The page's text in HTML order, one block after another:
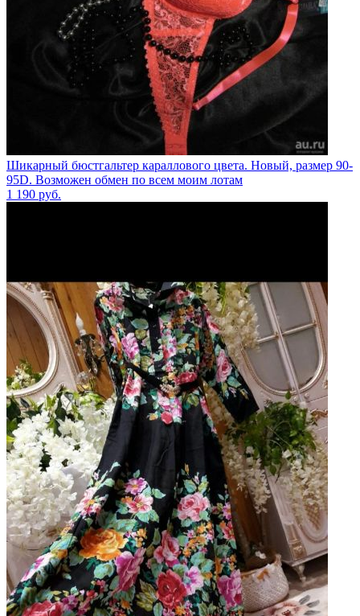
Шикарный бюстгальтер караллового цвета. Новый, размер 90-
95D. Возможен обмен по всем моим лотам
1 190 руб.